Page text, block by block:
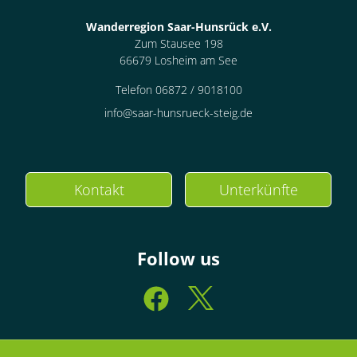
Wanderregion Saar-Hunsrück e.V.
Zum Stausee 198
66679 Losheim am See
Telefon 06872 / 9018100
info@saar-hunsrueck-steig.de
Kontakt Unterkünfte
Follow us